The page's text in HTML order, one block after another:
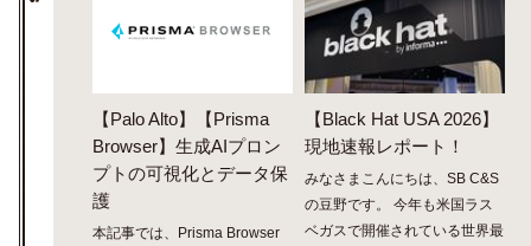
【Palo Alto】【Prisma
Browser】生成AIプロン
プトの可視化とデータ保
護
本記事では、Prisma Browser
【Black Hat USA 2026】
現地速報レポート！
みなさまこんにちは、SB C&S
の豆野です。 今年も米国ラス
ベガスで開催されている世界最